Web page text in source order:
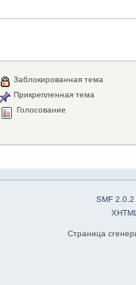
Заблокированная тема
Прикрепленная тема
Голосование
SMF 2.0.2
Страница